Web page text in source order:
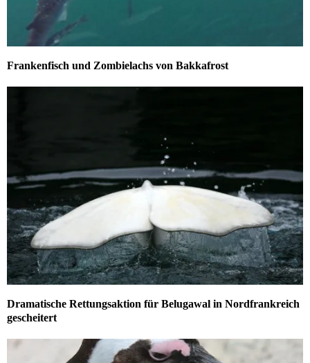
Frankenfisch und Zombielachs von Bakkafrost
Dramatische Rettungsaktion für Belugawal in Nordfrankreich
gescheitert